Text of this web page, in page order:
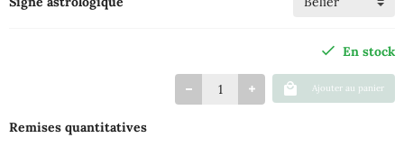
En stock
Ajouter au panier
Remises quantitatives